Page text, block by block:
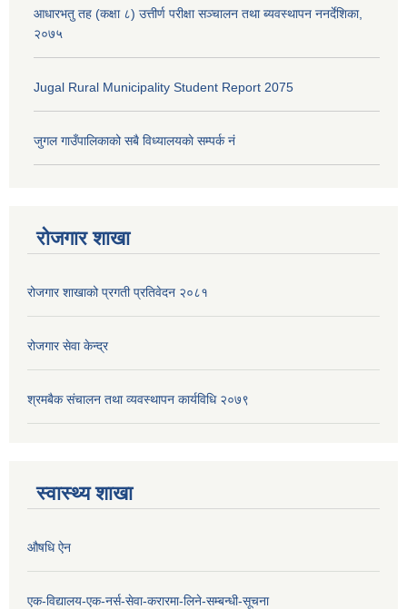
आधारभतु तह (कक्षा ८) उत्तीर्ण परीक्षा सञ्चालन तथा ब्यवस्थापन ननर्देशिका,
२०७५
Jugal Rural Municipality Student Report 2075
जुगल गाउँपालिकाको सबै विध्यालयकाे सम्पर्क नं
रोजगार शाखा
रोजगार शाखाको प्रगती प्रतिवेदन २०८१
रोजगार सेवा केन्द्र
श्रमबैक संचालन तथा व्यवस्थापन कार्यविधि २०७९
स्वास्थ्य शाखा
औषधि ऐन
एक-विद्यालय-एक-नर्स-सेवा-करारमा-लिने-सम्बन्धी-सूचना